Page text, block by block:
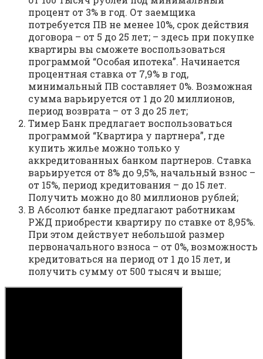
процент от 3% в год. От заемщика
потребуется ПВ не менее 10%, срок действия
договора – от 5 до 25 лет; – здесь при покупке
квартиры вы сможете воспользоваться
программой “Особая ипотека”. Начинается
процентная ставка от 7,9% в год,
минимальный ПВ составляет 0%. Возможная
сумма варьируется от 1 до 20 миллионов,
период возврата – от 3 до 25 лет;
Тимер Банк предлагает воспользоваться
программой “Квартира у партнера”, где
купить жилье можно только у
аккредитованных банком партнеров. Ставка
варьируется от 8% до 9,5%, начальный взнос –
от 15%, период кредитования – до 15 лет.
Получить можно до 80 миллионов рублей;
В Абсолют банке предлагают работникам
РЖД приобрести квартиру по ставке от 8,95%.
При этом действует небольшой размер
первоначального взноса – от 0%, возможность
кредитоваться на период от 1 до 15 лет, и
получить сумму от 500 тысяч и выше;